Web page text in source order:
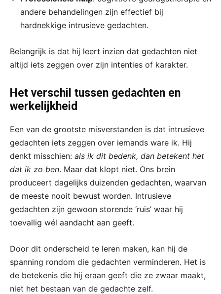
andere behandelingen zijn effectief bij
hardnekkige intrusieve gedachten.
Belangrijk is dat hij leert inzien dat gedachten niet
altijd iets zeggen over zijn intenties of karakter.
Het verschil tussen gedachten en
werkelijkheid
Een van de grootste misverstanden is dat intrusieve
gedachten iets zeggen over iemands ware ik. Hij
denkt misschien: als ik dit bedenk, dan betekent het
dat ik zo ben. Maar dat klopt niet. Ons brein
produceert dagelijks duizenden gedachten, waarvan
de meeste nooit bewust worden. Intrusieve
gedachten zijn gewoon storende ‘ruis’ waar hij
toevallig wél aandacht aan geeft.
Door dit onderscheid te leren maken, kan hij de
spanning rondom die gedachten verminderen. Het is
de betekenis die hij eraan geeft die ze zwaar maakt,
niet het bestaan van de gedachte zelf.